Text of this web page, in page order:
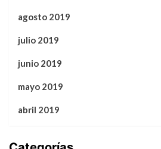
agosto 2019
julio 2019
junio 2019
mayo 2019
abril 2019